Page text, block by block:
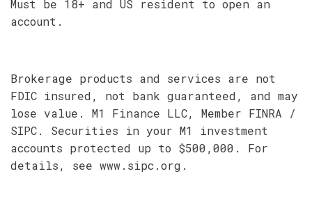
Must be 18+ and US resident to open an
account.
Brokerage products and services are not
FDIC insured, not bank guaranteed, and may
lose value. M1 Finance LLC, Member FINRA /
SIPC. Securities in your M1 investment
accounts protected up to $500,000. For
details, see www.sipc.org.